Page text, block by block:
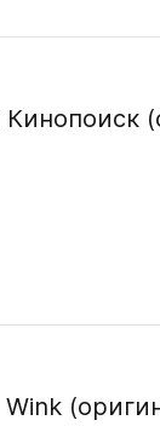
Кинопоиск